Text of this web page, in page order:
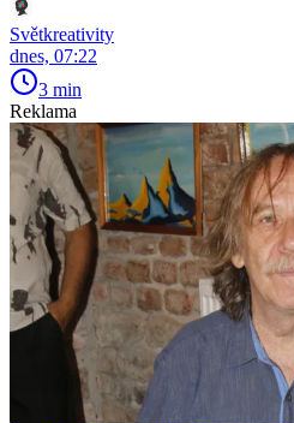
Světkreativity
dnes, 07:22
3 min
Reklama